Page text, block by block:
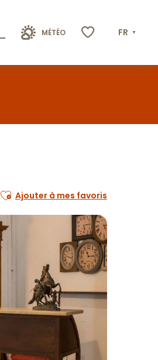
MÉTÉO FR
Ajouter aux favoris
Ajouter à mes favoris